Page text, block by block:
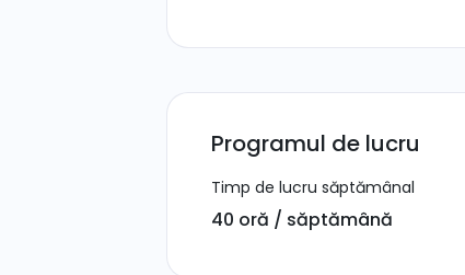
Programul de lucru
Timp de lucru săptămânal
40 oră / săptămână